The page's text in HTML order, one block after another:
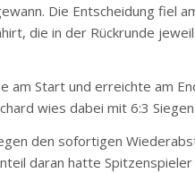
Die Entscheidung fiel
die in der Rückrunde
am Start und erreichte am
wies dabei mit 6:3
den sofortigen
daran hatte